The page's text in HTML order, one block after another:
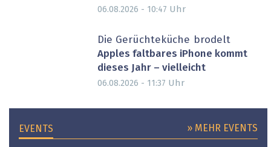
06.08.2026 - 10:47 Uhr
Die Gerüchteküche brodelt
Apples faltbares iPhone kommt
dieses Jahr – vielleicht
06.08.2026 - 11:37 Uhr
EVENTS » MEHR EVENTS